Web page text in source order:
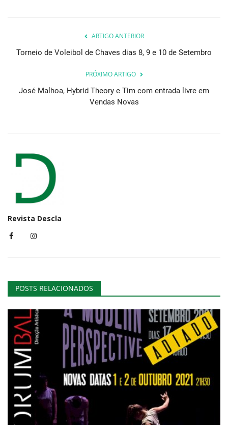
ARTIGO ANTERIOR
Torneio de Voleibol de Chaves dias 8, 9 e 10 de Setembro
PRÓXIMO ARTIGO
José Malhoa, Hybrid Theory e Tim com entrada livre em
Vendas Novas
Revista Descla
POSTS RELACIONADOS